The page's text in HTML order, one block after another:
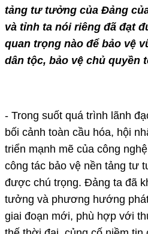
tảng tư tưởng của Đảng
và tỉnh ta nói riêng đã đạt
quan trọng nào để bảo vệ
dân tộc, bảo vệ chủ quyền
- Trong suốt quá trình lãnh
bối cảnh toàn cầu hóa, hội
triển mạnh mẽ của công
công tác bảo vệ nền tảng tư
được chú trọng. Đảng ta đã
tưởng và phương hướng
giai đoạn mới, phù hợp với